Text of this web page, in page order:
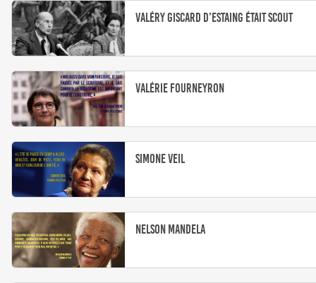
Valéry Giscard D’Estaing était scout
Valérie Fourneyron
Simone Veil
Nelson Mandela